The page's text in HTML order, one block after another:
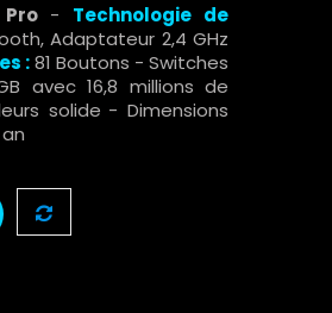
- Technologie de
Adaptateur 2,4 GHz
:81 Boutons - Switches
avec 16,8 millions de
solide - Dimensions
an